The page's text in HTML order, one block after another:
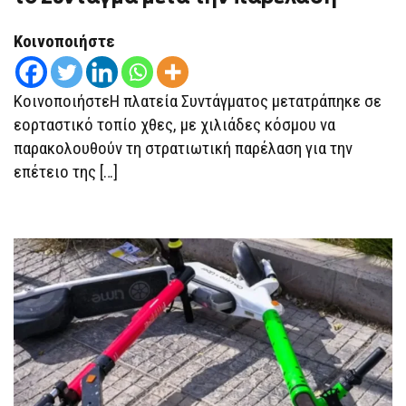
ΤΗΝ
ΠΑΡΈΛΑΣΗ
Κοινοποιήστε
ΚοινοποιήστεΗ πλατεία Συντάγματος μετατράπηκε σε
εορταστικό τοπίο χθες, με χιλιάδες κόσμου να
παρακολουθούν τη στρατιωτική παρέλαση για την
επέτειο της […]